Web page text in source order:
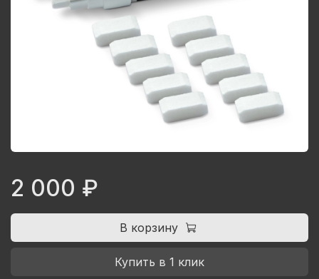
2 000 ₽
В корзину
Купить в 1 клик